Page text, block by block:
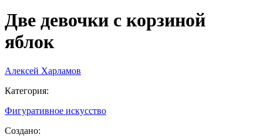
Две девочки с корзиной
яблок
Алексей Харламов
Категория:
Фигуративное искусство
Создано: